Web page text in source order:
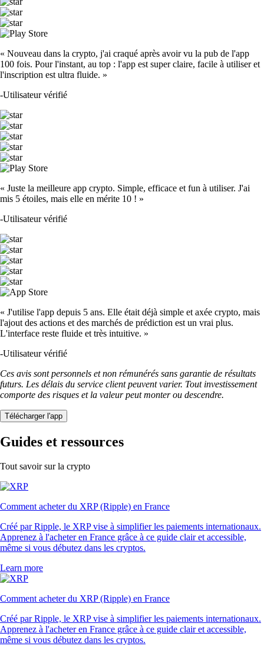
« Nouveau dans la crypto, j'ai craqué après avoir vu la pub de l'app
100 fois. Pour l'instant, au top : l'app est super claire, facile à utiliser et
l'inscription est ultra fluide. »
-Utilisateur vérifié
« Juste la meilleure app crypto. Simple, efficace et fun à utiliser. J'ai
mis 5 étoiles, mais elle en mérite 10 ! »
-Utilisateur vérifié
« J'utilise l'app depuis 5 ans. Elle était déjà simple et axée crypto, mais
l'ajout des actions et des marchés de prédiction est un vrai plus.
L'interface reste fluide et très intuitive. »
-Utilisateur vérifié
Ces avis sont personnels et non rémunérés sans garantie de résultats
futurs. Les délais du service client peuvent varier. Tout investissement
comporte des risques et la valeur peut monter ou descendre.
Télécharger l'app
Guides et ressources
Tout savoir sur la crypto
Comment acheter du XRP (Ripple) en France
Créé par Ripple, le XRP vise à simplifier les paiements internationaux.
Apprenez à l'acheter en France grâce à ce guide clair et accessible,
même si vous débutez dans les cryptos.
Learn more
Comment acheter du XRP (Ripple) en France
Créé par Ripple, le XRP vise à simplifier les paiements internationaux.
Apprenez à l'acheter en France grâce à ce guide clair et accessible,
même si vous débutez dans les cryptos.